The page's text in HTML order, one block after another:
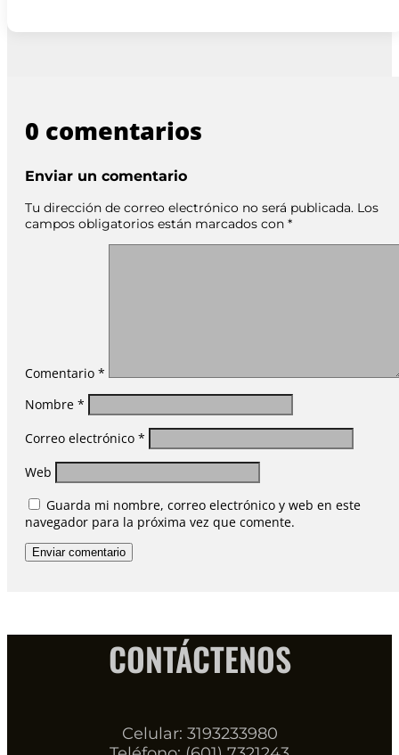
0 comentarios
Enviar un comentario
Tu dirección de correo electrónico no será publicada. Los
campos obligatorios están marcados con *
Comentario *
Nombre *
Correo electrónico *
Web
Guarda mi nombre, correo electrónico y web en este
navegador para la próxima vez que comente.
Enviar comentario
CONTÁCTENOS
Celular: 3193233980